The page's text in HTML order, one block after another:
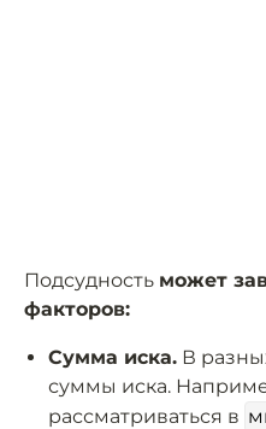
Подсудность может
факторов:
Сумма иска. В
суммы иска.
рассматриваться в